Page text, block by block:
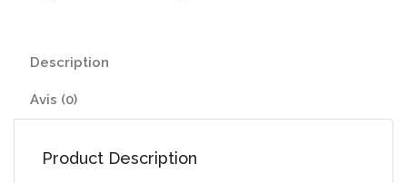
Description
Avis (0)
Product Description